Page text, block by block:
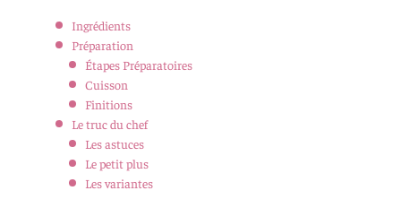
Ingrédients
Préparation
Étapes Préparatoires
Cuisson
Finitions
Le truc du chef
Les astuces
Le petit plus
Les variantes